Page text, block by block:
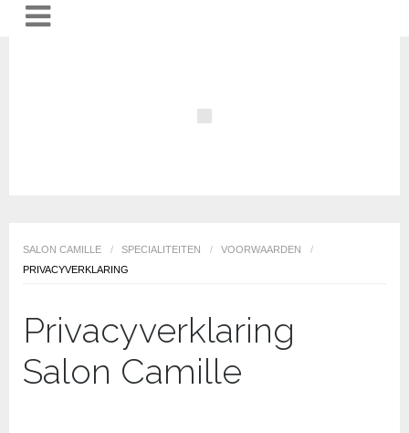
SALON CAMILLE / SPECIALITEITEN / VOORWAARDEN
/
PRIVACYVERKLARING
Privacyverklaring
Salon Camille